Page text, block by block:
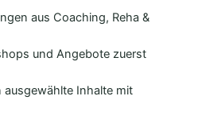
aus Coaching, Reha &
und Angebote zuerst
ausgewählte Inhalte mit